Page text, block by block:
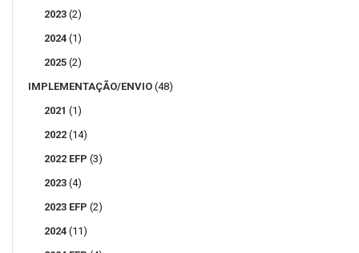
2023 (2)
2024 (1)
2025 (2)
IMPLEMENTAÇÃO/ENVIO (48)
2021 (1)
2022 (14)
2022 EFP (3)
2023 (4)
2023 EFP (2)
2024 (11)